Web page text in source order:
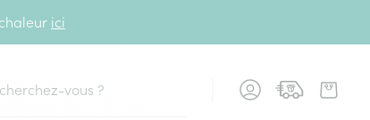
ici